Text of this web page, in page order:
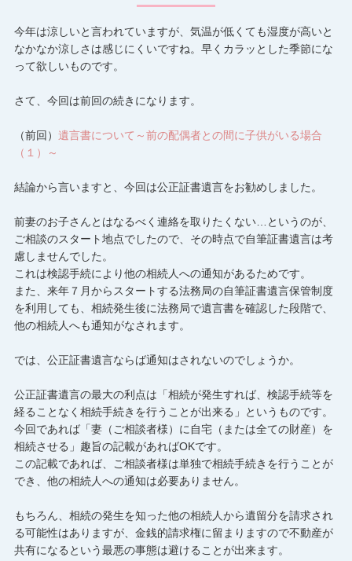
今年は涼しいと言われていますが、気温が低くても湿度が高いと
なかなか涼しさは感じにくいですね。早くカラッとした季節にな
って欲しいものです。
さて、今回は前回の続きになります。
（前回） 遺言書について～前の配偶者との間に子供がいる場合
（１）～
結論から言いますと、今回は公正証書遺言をお勧めしました。
前妻のお子さんとはなるべく連絡を取りたくない…というのが、
ご相談のスタート地点でしたので、その時点で自筆証書遺言は考
慮しませんでした。
これは検認手続により他の相続人への通知があるためです。
また、来年７月からスタートする法務局の自筆証書遺言保管制度
を利用しても、相続発生後に法務局で遺言書を確認した段階で、
他の相続人へも通知がなされます。
では、公正証書遺言ならば通知はされないのでしょうか。
公正証書遺言の最大の利点は「相続が発生すれば、検認手続等を
経ることなく相続手続きを行うことが出来る」というものです。
今回であれば「妻（ご相談者様）に自宅（または全ての財産）を
相続させる」趣旨の記載があればOKです。
この記載であれば、ご相談者様は単独で相続手続きを行うことが
でき、他の相続人への通知は必要ありません。
もちろん、相続の発生を知った他の相続人から遺留分を請求され
る可能性はありますが、金銭的請求権に留まりますので不動産が
共有になるという最悪の事態は避けることが出来ます。